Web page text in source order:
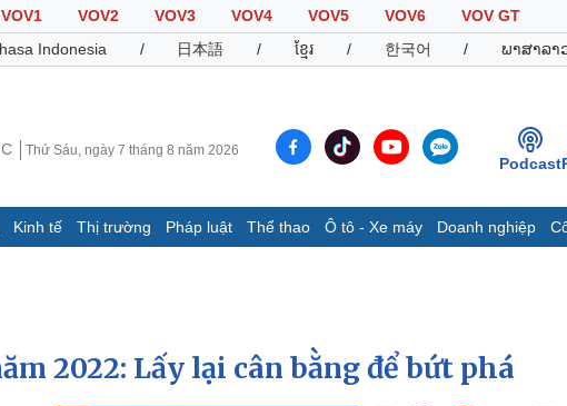
VOV1 VOV2 VOV3 VOV4 VOV5 VOV6
VOV GT
Indonesia / 日本語 / ខ្មែរ / 한국어 / ພາສາລາ
Thứ Sáu, ngày 7 tháng 8 năm 2026
Podcast
Kinh tế Thị trường Pháp luật Thể thao Ô tô - Xe máy Doanh nghiệp
E-Magazine
Infographic
2022: Lấy lại cân bằng để bứt phá